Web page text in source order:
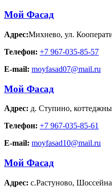
Мой Фасад
Адрес:Михнево, ул.
Телефон: +7 967-035-85-57
E-mail: moyfasad07@mail.ru
Мой Фасад
Адрес: д. Ступино,
Телефон: +7 967-035-85-61
E-mail: moyfasad10@mail.ru
Мой Фасад
Адрес: с.Растуново,